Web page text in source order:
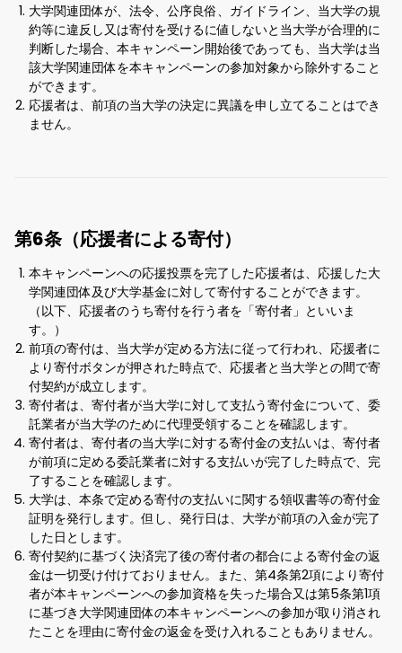
大学関連団体が、法令、公序良俗、ガイドライン、当大学の規
約等に違反し又は寄付を受けるに値しないと当大学が合理的に
判断した場合、本キャンペーン開始後であっても、当大学は当
該大学関連団体を本キャンペーンの参加対象から除外すること
ができます。
応援者は、前項の当大学の決定に異議を申し立てることはでき
ません。
第6条（応援者による寄付）
本キャンペーンへの応援投票を完了した応援者は、応援した大
学関連団体及び大学基金に対して寄付することができます。
（以下、応援者のうち寄付を行う者を「寄付者」といいま
す。）
前項の寄付は、当大学が定める方法に従って行われ、応援者に
より寄付ボタンが押された時点で、応援者と当大学との間で寄
付契約が成立します。
寄付者は、寄付者が当大学に対して支払う寄付金について、委
託業者が当大学のために代理受領することを確認します。
寄付者は、寄付者の当大学に対する寄付金の支払いは、寄付者
が前項に定める委託業者に対する支払いが完了した時点で、完
了することを確認します。
大学は、本条で定める寄付の支払いに関する領収書等の寄付金
証明を発行します。但し、発行日は、大学が前項の入金が完了
した日とします。
寄付契約に基づく決済完了後の寄付者の都合による寄付金の返
金は一切受け付けておりません。また、第4条第2項により寄付
者が本キャンペーンへの参加資格を失った場合又は第5条第1項
に基づき大学関連団体の本キャンペーンへの参加が取り消され
たことを理由に寄付金の返金を受け入れることもありません。